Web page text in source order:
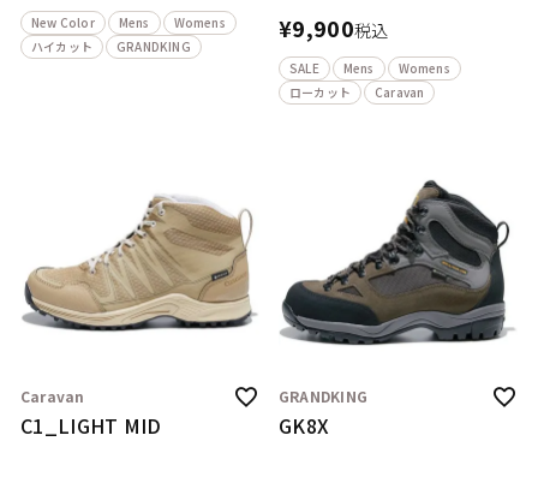
New Color Mens
Womens
ハイカット
GRANDKING
¥9,900税込
SALE Mens
Womens
ローカット
Caravan
Caravan
C1_LIGHT MID
GRANDKING
GK8X